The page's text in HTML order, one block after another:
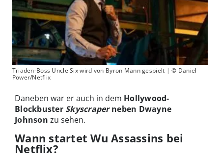
Triaden-Boss Uncle Six wird von Byron Mann gespielt | © Daniel
Power/Netflix
Daneben war er auch in dem Hollywood-
Blockbuster Skyscraperneben Dwayne
Johnson zu sehen.
Wann startet Wu Assassins bei
Netflix?